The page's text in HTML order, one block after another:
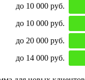
до 10 000 руб.
до 10 000 руб.
до 20 000 руб.
до 14 000 руб.